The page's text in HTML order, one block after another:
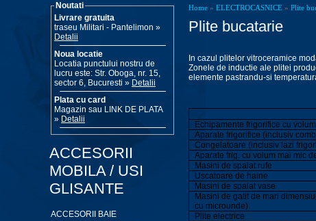
Noutati
Livrare gratuita
traseu Militari - Pantelimon »
Detalii
Noua locatie
Locatia punctului nostru de
lucru este: Str. Oboga, nr. 15,
sector 6, Bucuresti » Detalii
Plata cu card
Magazin sau LINK DE PLATA
» Detalii
ACCESORII
MOBILA / USI
GLISANTE
ACCESORII BAIE
Home » ELECTROCASNICE » Plite
Plite bucatarie
In cazul plitelor vitroceramice
Zonele de inductie ale plitei
elemente pastrandu-si
Echipamente frigorifice cu
Aparate frigorifice (inclusiv
Congelatoare (inclusiv lazi
Aparate frig. cu volum mai mic
Masini de spalat rufe
Uscatoare de haine
Masini de spalat vase
Masini de gatit de mari
cu microunde)
Plite electrice